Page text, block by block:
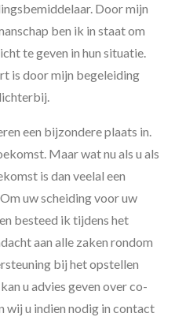
Door mijn
ben ik in staat om
te geven in hun situatie.
is door mijn begeleiding
een bijzondere plaats in.
Maar wat nu als u als
is dan veelal een
uw scheiding voor uw
besteed ik tijdens het
aan alle zaken rondom
bij het opstellen
u advies geven over co-
wij u indien nodig in contact